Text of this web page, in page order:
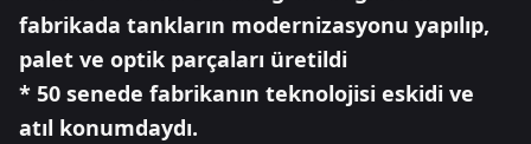
fabrikada tankların modernizasyonu yapılıp,
palet ve optik parçaları üretildi
* 50 senede fabrikanın teknolojisi eskidi ve
atıl konumdaydı.